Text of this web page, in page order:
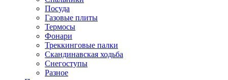
Посуда
Газовые плиты
Термосы
Фонари
Треккинговые палки
Скандинавская ходьба
Снегоступы
Разное